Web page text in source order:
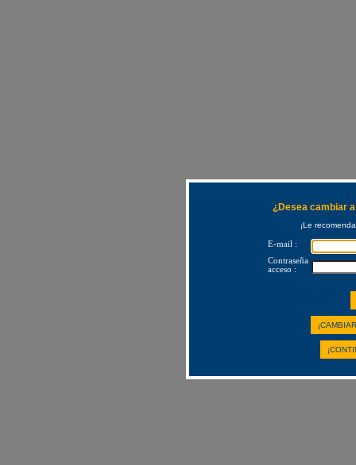
¿Desea cambiar
¡Le
E-mail :
Contraseña
acceso :